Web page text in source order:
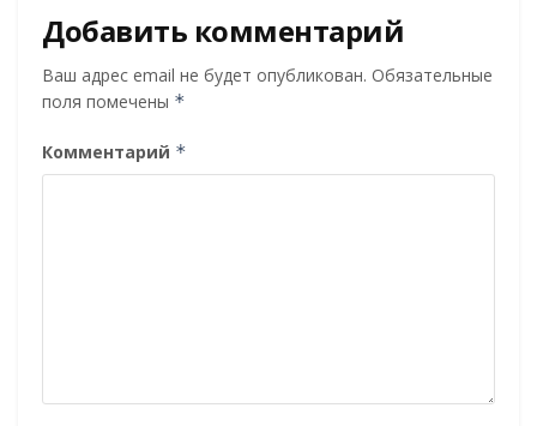
Добавить комментарий
Ваш адрес email не будет опубликован. Обязательные
поля помечены *
Комментарий *